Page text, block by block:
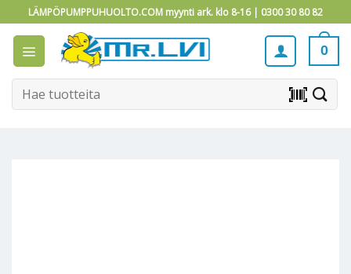
to
content
LÄMPÖPUMPPUHUOLTO.COM myynti ark. klo 8-16 | 0300 30 80 82
0
Etsi: barcode_scanner